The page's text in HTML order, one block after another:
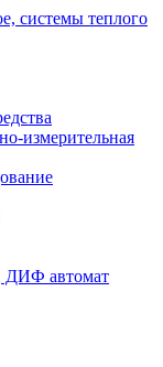
системы теплого
измерительная
ДИФ автомат